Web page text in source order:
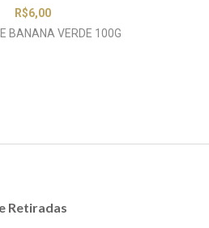
R$6,00
BANANA VERDE 100G
Retiradas